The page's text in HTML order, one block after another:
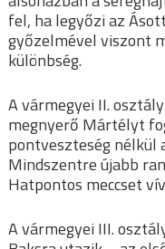
fel, ha legyőzi az
győzelmével viszont
különbség.
A vármegyei II.
megnyerő Mártélyt
pontveszteség nélkül
Mindszentre újabb
Hatpontos meccset
A vármegyei III.